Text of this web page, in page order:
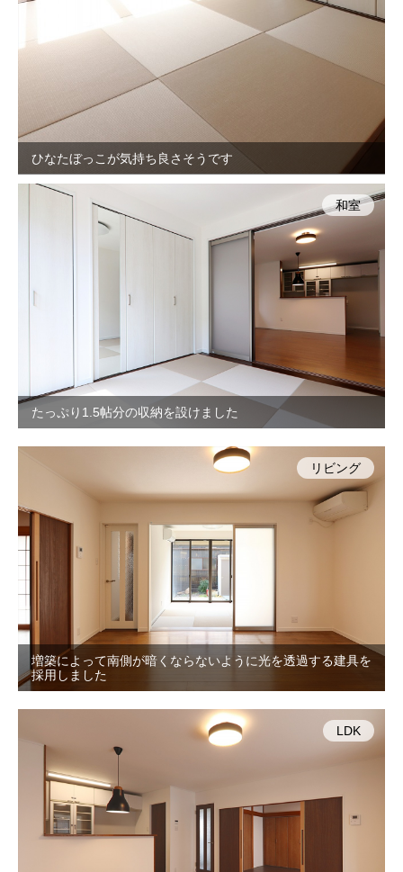
ひなたぼっこが気持ち良さそうです
たっぷり1.5帖分の収納を設けました
和室
増築によって南側が暗くならないように光を透過する建具を
採用しました
リビング
LDK